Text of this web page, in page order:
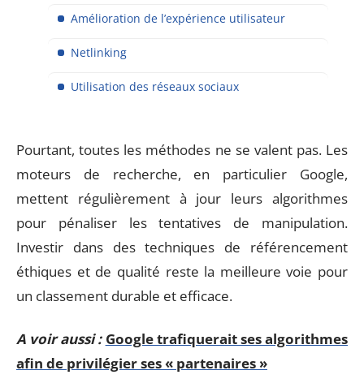
Amélioration de l’expérience utilisateur
Netlinking
Utilisation des réseaux sociaux
Pourtant, toutes les méthodes ne se valent pas. Les
moteurs de recherche, en particulier Google,
mettent régulièrement à jour leurs algorithmes
pour pénaliser les tentatives de manipulation.
Investir dans des techniques de référencement
éthiques et de qualité reste la meilleure voie pour
un classement durable et efficace.
A voir aussi : Google trafiquerait ses algorithmes
afin de privilégier ses « partenaires »